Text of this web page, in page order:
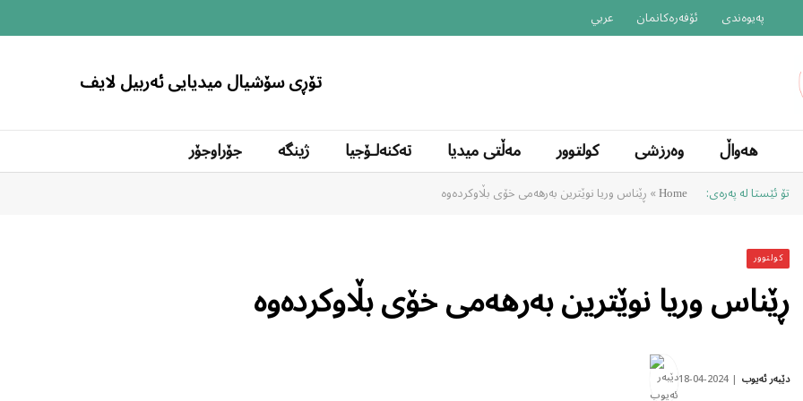
پەیوەندی ئۆفەرەکانمان عربي
تۆڕی سۆشیال میدیایی ئەربیل لایف
هەواڵ وەرزشی کولتوور مەڵتی میدیا تەکنەلۆجیا ژینگە جۆراوجۆر
تۆ ئێستا لە پەرەی: Home
»ڕێناس وریا نوێترین بەرهەمی خۆی بڵاوكردەوە
کولتوور
ڕێناس وریا نوێترین بەرهەمی خۆی بڵاوكردەوە
دێبەر ئەیوب 2024-04-18